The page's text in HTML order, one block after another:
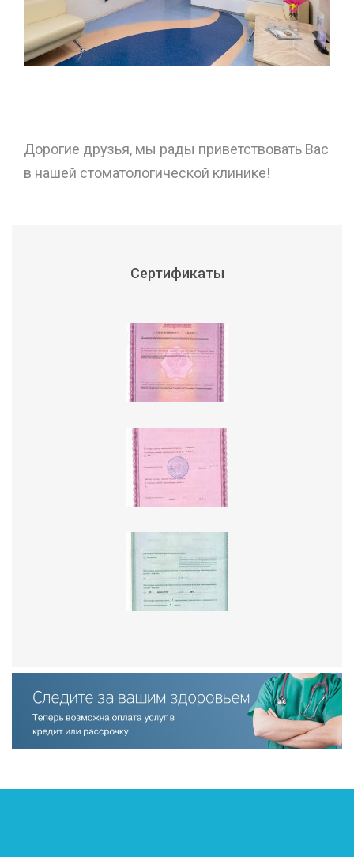
Дорогие друзья, мы рады приветствовать Вас
в нашей стоматологической клинике!
Сертификаты